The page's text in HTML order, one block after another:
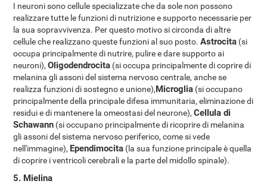
I neuroni sono cellule specializzate che da sole non possono
realizzare tutte le funzioni di nutrizione e supporto necessarie per
la sua sopravvivenza. Per questo motivo si circonda di altre
cellule che realizzano queste funzioni al suo posto.Astrocita (si
occupa principalmente di nutrire, pulire e dare supporto ai
neuroni),Oligodendrocita (si occupa principalmente di coprire di
melanina gli assoni del sistema nervoso centrale, anche se
realizza funzioni di sostegno e unione),Microglia (si occupano
principalmente della principale difesa immunitaria, eliminazione di
residui e di mantenere la omeostasi del neurone),Cellula di
Schawann (si occupano principalmente di ricoprire di melanina
gli assoni del sistema nervoso periferico, come si vede
nell'immagine), Ependimocita (la sua funzione principale è quella
di coprire i ventricoli cerebrali e la parte del midollo spinale).
5. Mielina